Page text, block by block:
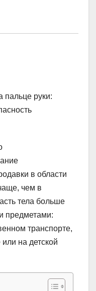
в области
чем в
тела больше
предметами:
транспорте,
на детской